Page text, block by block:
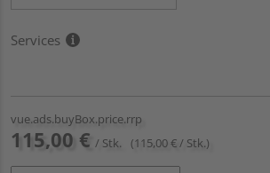
Services
vue.ads.buyBox.price.rrp
115,00 € / Stk. (115,00 € / Stk.)